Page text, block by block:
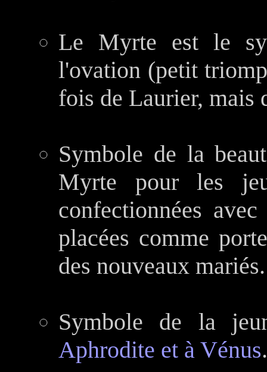
Le Myrte est le
l'ovation (petit
fois de Laurier, mais
Symbole de la
Myrte pour les
confectionnées
placées comme
des nouveaux mariés.
Symbole de la
Aphrodite et à Vénus.